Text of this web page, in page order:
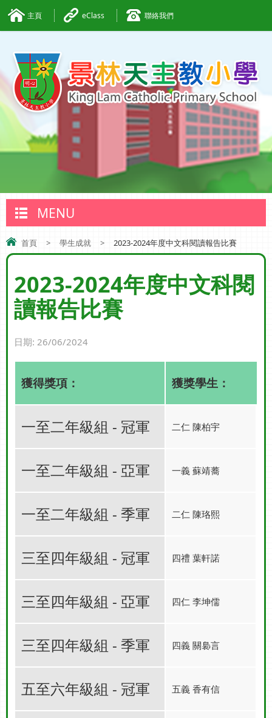
主頁 eClass 聯絡我們
MENU
首頁 > 學生成就 > 2023-2024年度中文科閱讀報告比賽
2023-2024年度中文科閱
讀報告比賽
日期: 26/06/2024
獲得獎項： 獲獎學生：
一至二年級組 - 冠軍 二仁 陳柏宇
一至二年級組 - 亞軍 一義 蘇靖蕎
一至二年級組 - 季軍 二仁 陳珞熙
三至四年級組 - 冠軍 四禮 葉軒諾
三至四年級組 - 亞軍 四仁 李坤儒
三至四年級組 - 季軍 四義 關裊言
五至六年級組 - 冠軍 五義 香有信